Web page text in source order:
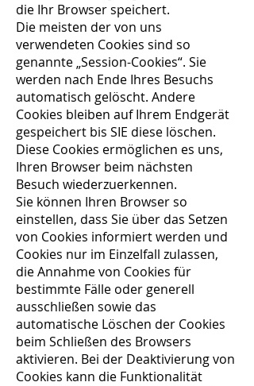
die Ihr Browser speichert.
Die meisten der von uns
verwendeten Cookies sind so
genannte „Session-Cookies“. Sie
werden nach Ende Ihres Besuchs
automatisch gelöscht. Andere
Cookies bleiben auf Ihrem Endgerät
gespeichert bis SIE diese löschen.
Diese Cookies ermöglichen es uns,
Ihren Browser beim nächsten
Besuch wiederzuerkennen.
Sie können Ihren Browser so
einstellen, dass Sie über das Setzen
von Cookies informiert werden und
Cookies nur im Einzelfall zulassen,
die Annahme von Cookies für
bestimmte Fälle oder generell
ausschließen sowie das
automatische Löschen der Cookies
beim Schließen des Browsers
aktivieren. Bei der Deaktivierung von
Cookies kann die Funktionalität